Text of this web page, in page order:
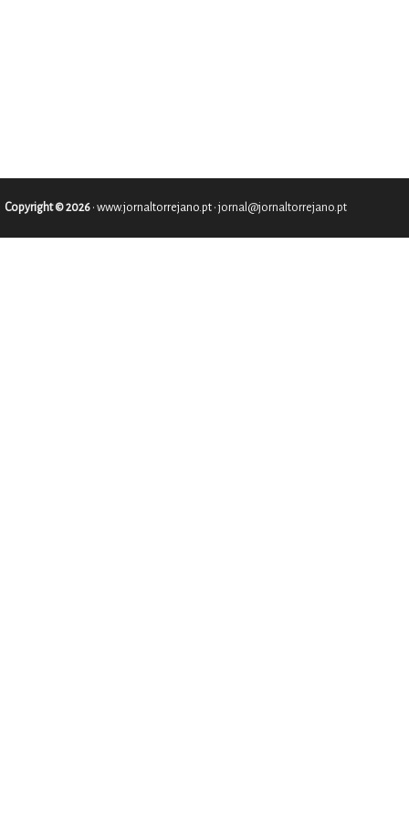
Copyright © 2026 • www.jornaltorrejano.pt • jornal@jornaltorrejano.pt